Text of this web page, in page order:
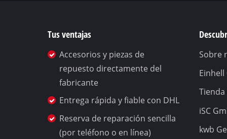
Tus ventajas
Accesorios y piezas de
repuesto directamente del
fabricante
Entrega rápida y fiable con DHL
Reserva de reparación sencilla
(por teléfono o en línea)
Sobre
Einhell
iSC
kwb